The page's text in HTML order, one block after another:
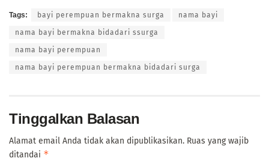
Tags: bayi perempuan bermakna surga nama bayi
nama bayi bermakna bidadari ssurga
nama bayi perempuan
nama bayi perempuan bermakna bidadari surga
Tinggalkan Balasan
Alamat email Anda tidak akan dipublikasikan. Ruas yang wajib
ditandai *